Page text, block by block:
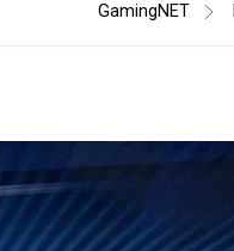
GamingNET